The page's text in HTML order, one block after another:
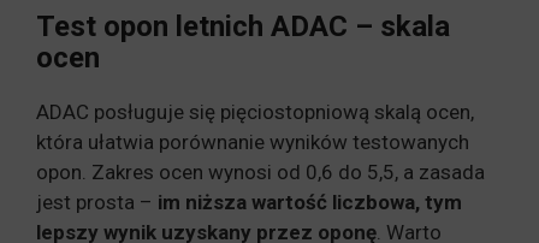
Test opon letnich ADAC – skala
ocen
ADAC posługuje się pięciostopniową skalą ocen,
która ułatwia porównanie wyników testowanych
opon. Zakres ocen wynosi od 0,6 do 5,5, a zasada
jest prosta – im niższa wartość liczbowa, tym
lepszy wynik uzyskany przez oponę. Warto